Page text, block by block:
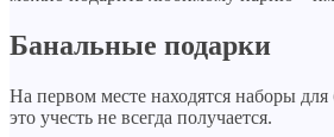
Банальные подарки
На первом месте находятся наборы для
это учесть не всегда получается.